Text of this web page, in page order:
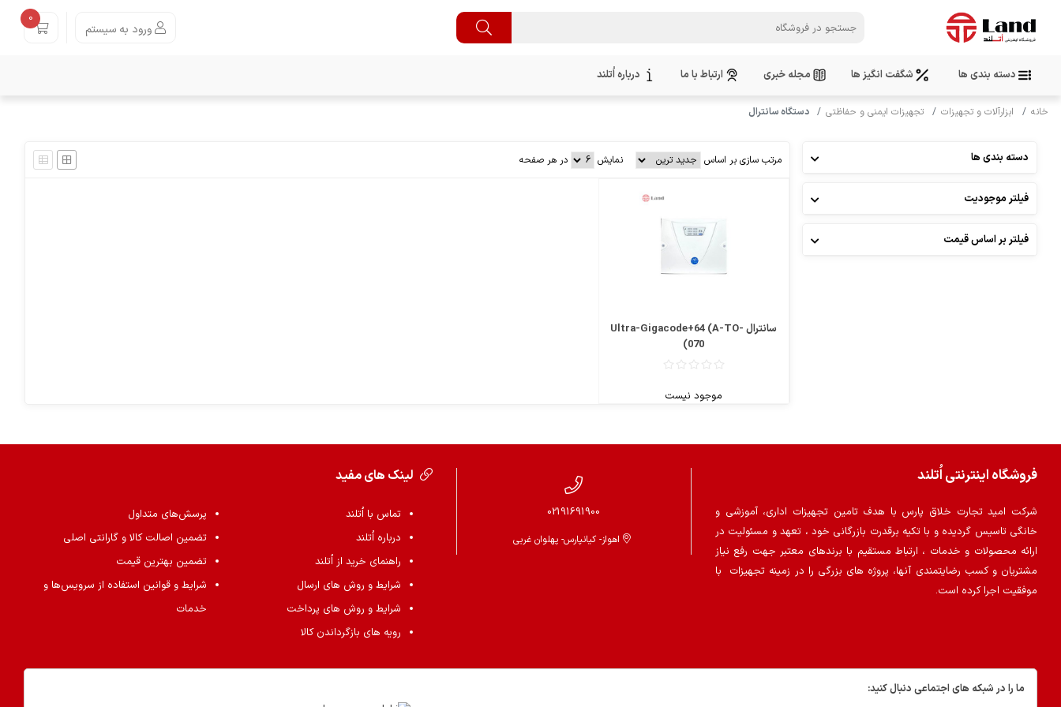
ورود به سیستم
0
دسته بندی ها شگفت انگیز ها مجله خبری ارتباط با ما درباره اُتلند
خانه ابزارآلات و تجهیزات تجهیزات ایمنی و حفاظتی دستگاه سانترال
دسته بندی ها
فیلتر موجودیت
فیلتر بر اساس قیمت
مرتب سازی بر اساس نمایش در هر صفحه
سانترال Ultra-Gigacode+64 (A-TO-
070)
موجود نیست
فروشگاه اینترنتی اُتلند
شرکت امید تجارت خلاق پارس با هدف تامین تجهیزات اداری، آموزشی و
خانگی تاسیس گردیده و با تکیه برقدرت بازرگانی خود ، تعهد و مسئولیت در
ارائه محصولات و خدمات ، ارتباط مستقیم با برندهای معتبر جهت رفع نیاز
مشتریان و کسب رضایتمندی آنها، پروژه های بزرگی را در زمینه تجهیزات با
موفقیت اجرا کرده است.
02191691900
اهواز- کیانپارس- پهلوان غربی
لینک های مفید
تماس با اُتلند
درباره اُتلند
راهنمای خرید از اُتلند
شرایط و روش های ارسال
شرایط و روش های پرداخت
رویه های بازگرداندن کالا
پرسش‌های متداول
تضمین اصالت کالا و گارانتی اصلی
تضمین بهترین قیمت
شرایط و قوانین استفاده از سرویس‌ها و
خدمات
ما را در شبکه های اجتماعی دنبال کنید: